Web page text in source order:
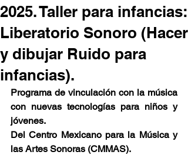
2025. Taller para infancias:
Liberatorio Sonoro (Hacer
y dibujar Ruido para
infancias).
Programa de vinculación con la música
con nuevas tecnologías para niños y
jóvenes.
Del Centro Mexicano para la Música y
las Artes Sonoras (CMMAS).